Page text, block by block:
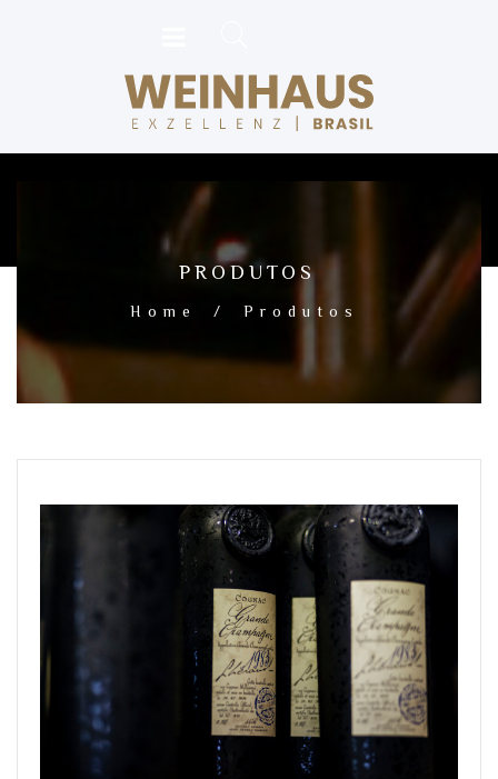
PRODUTOS
Home / Produtos